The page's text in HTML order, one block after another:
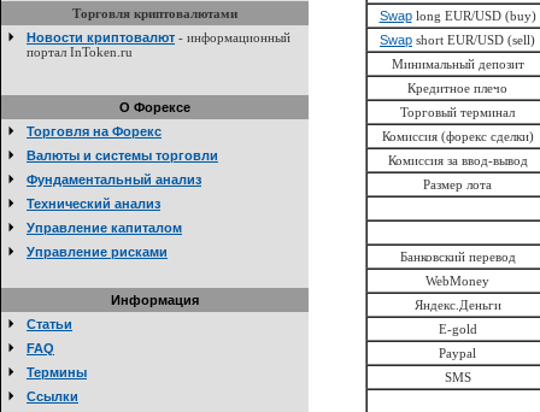
Торговля криптовалютами
Новости криптовалют - информационный
портал InToken.ru
О Форексе
Торговля на Форекс
Валюты и системы торговли
Фундаментальный анализ
Технический анализ
Управление капиталом
Управление рисками
Информация
Статьи
FAQ
Термины
Ссылки
Swaplong EUR/USD (buy)
Swap short EUR/USD (sell)
Минимальный депозит
Кредитное плечо
Торговый терминал
Комиссия (форекс сделки)
Комиссия за ввод-вывод
Размер лота
Банковский перевод
WebMoney
Яндекс.Деньги
E-gold
Paypal
SMS